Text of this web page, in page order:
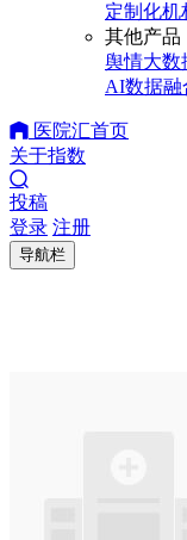
定制化机
其他产品
舆情大数
AI数据融
医院汇首页
关于指数
投稿
登录 注册
导航栏